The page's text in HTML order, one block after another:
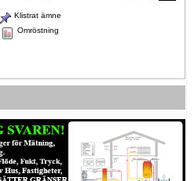
Klistrat ämne
Omröstning